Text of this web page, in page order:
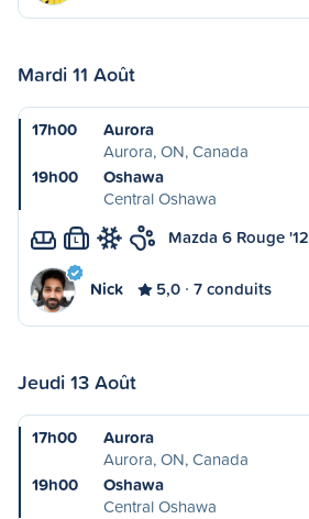
Mardi 11 Août
17h00
Aurora
Aurora, ON, Canada
19h00
Oshawa
Central Oshawa
L Mazda 6 Rouge '12
Nick 5,0 7 conduits
Jeudi 13 Août
17h00
Aurora
Aurora, ON, Canada
19h00
Oshawa
Central Oshawa